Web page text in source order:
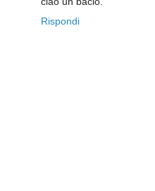
Rispondi